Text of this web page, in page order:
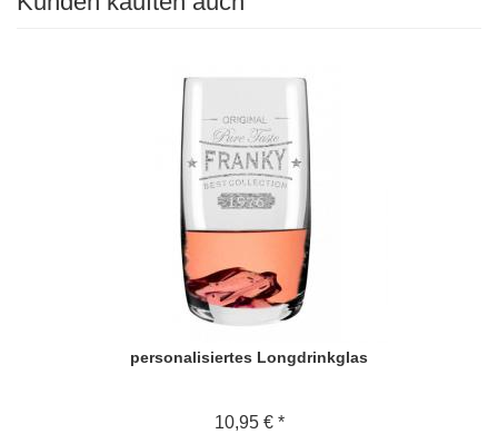
personalisiertes Longdrinkglas
10,95 € *